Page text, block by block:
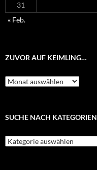
31
« Feb.
ZUVOR AUF KEIMLING…
Zuvor
auf
SUCHE NACH KATEGORIEN
Suche
nach